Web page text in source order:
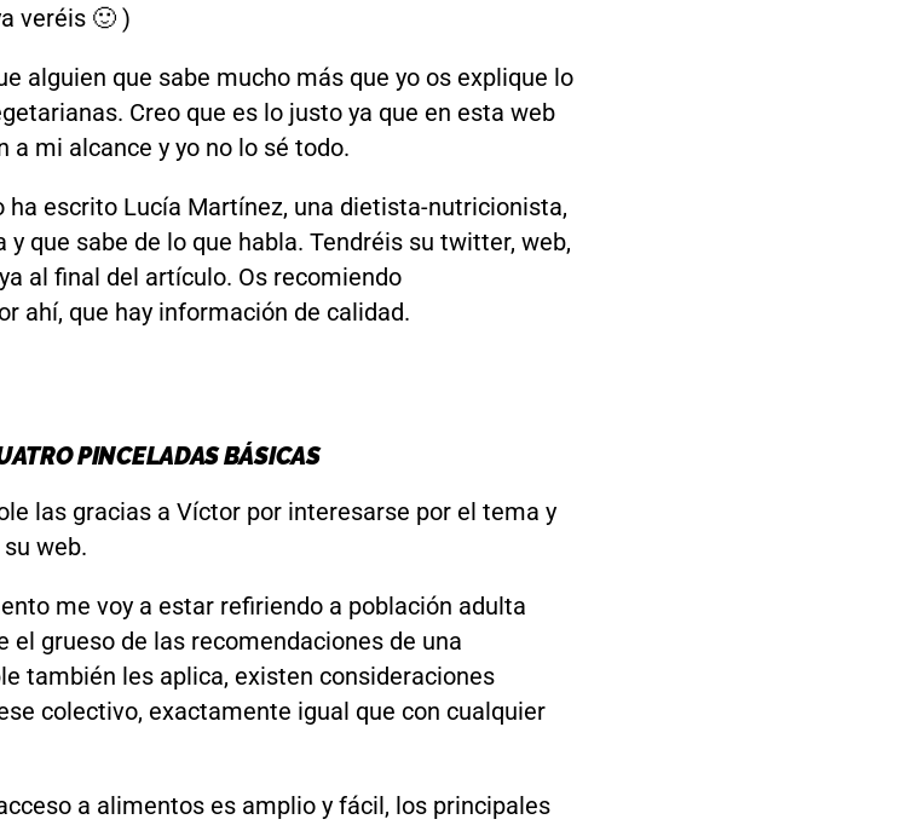
veréis 🙂 )
alguien que sabe mucho más que yo os explique lo
Creo que es lo justo ya que en esta web
mi alcance y yo no lo sé todo.
ha escrito Lucía Martínez, una dietista-nutricionista,
que sabe de lo que habla. Tendréis su twitter, web,
al final del artículo. Os recomiendo
ahí, que hay información de calidad.
PINCELADAS BÁSICAS
las gracias a Víctor por interesarse por el tema y
web.
me voy a estar refiriendo a población adulta
el grueso de las recomendaciones de una
también les aplica, existen consideraciones
colectivo, exactamente igual que con cualquier
a alimentos es amplio y fácil, los principales